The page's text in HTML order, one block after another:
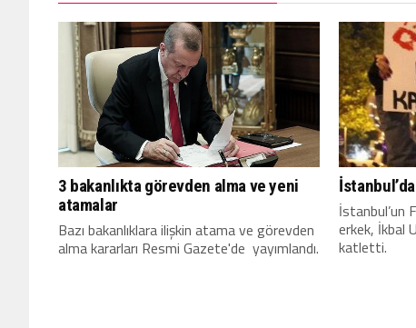
3 bakanlıkta görevden alma ve yeni
atamalar
Bazı bakanlıklara ilişkin atama ve görevden
alma kararları Resmi Gazete'de yayımlandı.
İstanbul’un
erkek, İkbal
katletti.